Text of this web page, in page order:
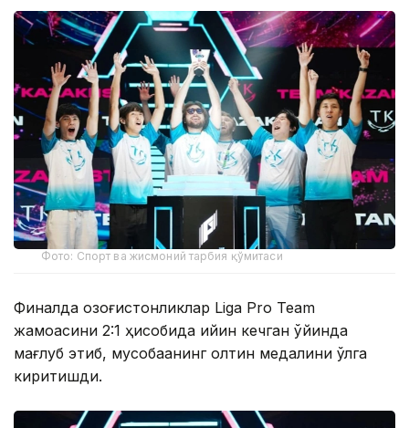
Фото: Спорт ва жисмоний тарбия қўмитаси
Финалда қозоғистонликлар Liga Pro Team
жамоасини 2:1 ҳисобида қийин кечган ўйинда
мағлуб этиб, мусобақанинг олтин медалини қўлга
киритишди.